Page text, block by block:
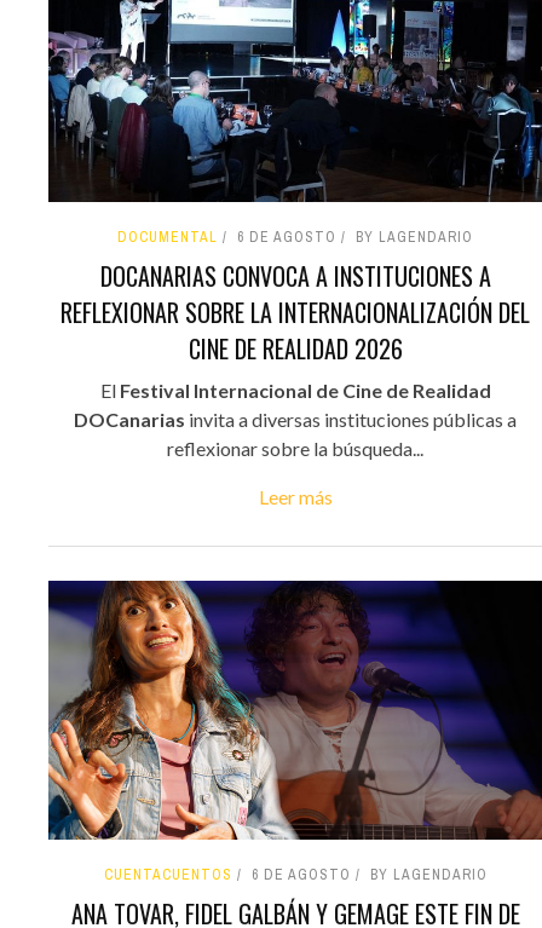
DOCUMENTAL 6 DE AGOSTO BY LAGENDARIO
DOCANARIAS CONVOCA A INSTITUCIONES A
REFLEXIONAR SOBRE LA INTERNACIONALIZACIÓN DEL
CINE DE REALIDAD 2026
El Festival Internacional de Cine de Realidad
DOCanarias invita a diversas instituciones públicas a
reflexionar sobre la búsqueda...
Leer más
CUENTACUENTOS 6 DE AGOSTO BY LAGENDARIO
ANA TOVAR, FIDEL GALBÁN Y GEMAGE ESTE FIN DE